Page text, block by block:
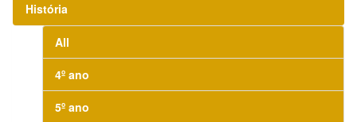
História
All
4º ano
5º ano